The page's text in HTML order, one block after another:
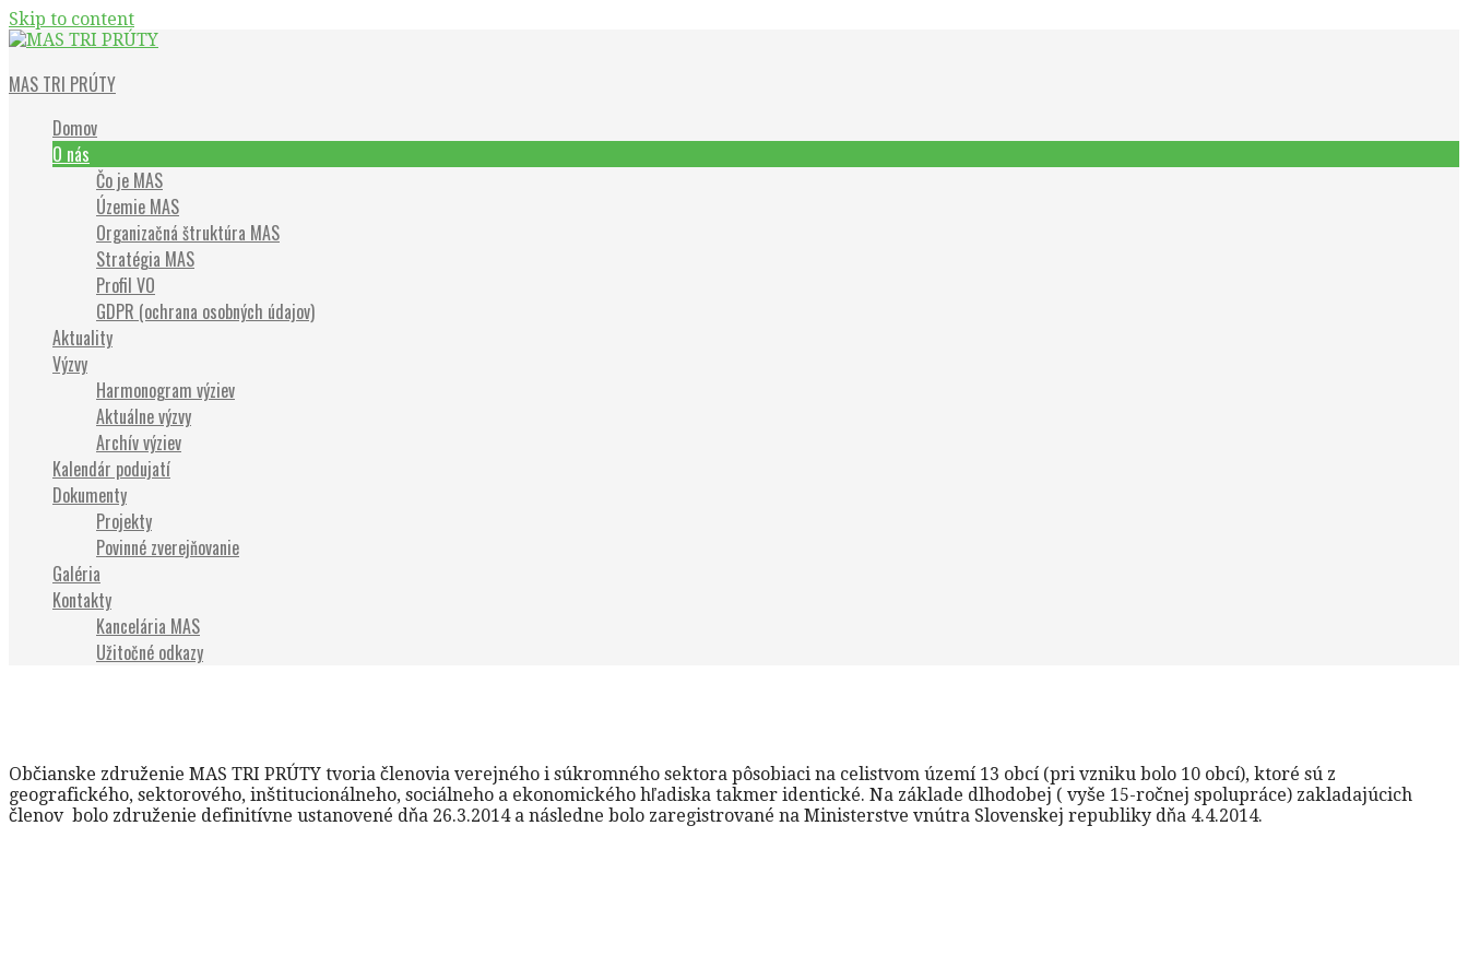
Skip to content
MAS TRI PRÚTY
Domov
O nás
Čo je MAS
Územie MAS
Organizačná štruktúra MAS
Stratégia MAS
Profil VO
GDPR (ochrana osobných údajov)
Aktuality
Výzvy
Harmonogram výziev
Aktuálne výzvy
Archív výziev
Kalendár podujatí
Dokumenty
Projekty
Povinné zverejňovanie
Galéria
Kontakty
Kancelária MAS
Užitočné odkazy
Občianske združenie MAS TRI PRÚTY tvoria členovia verejného i súkromného sektora pôsobiaci na celistvom území 13 obcí (pri vzniku bolo 10 obcí), ktoré sú z
geografického, sektorového, inštitucionálneho, sociálneho a ekonomického hľadiska takmer identické. Na základe dlhodobej ( vyše 15-ročnej spolupráce) zakladajúcich
členov bolo združenie definitívne ustanovené dňa 26.3.2014 a následne bolo zaregistrované na Ministerstve vnútra Slovenskej republiky dňa 4.4.2014.